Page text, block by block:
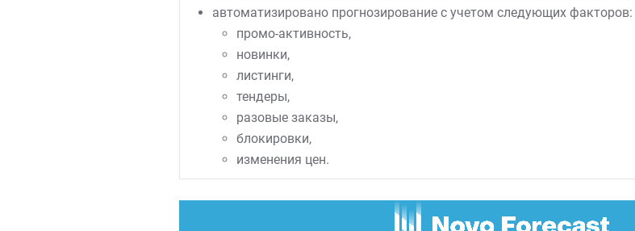
автоматизировано прогнозирование с учетом следующих факторов:
промо-активность,
новинки,
листинги,
тендеры,
разовые заказы,
блокировки,
изменения цен.